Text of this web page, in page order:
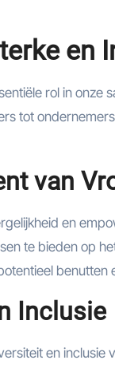
en
rol in onze
tot
van
en
te bieden op
Inclusie
en